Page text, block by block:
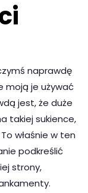
naprawdę
moją je używać
jest, że duże
takiej sukience,
właśnie w ten
podkreślić
strony,